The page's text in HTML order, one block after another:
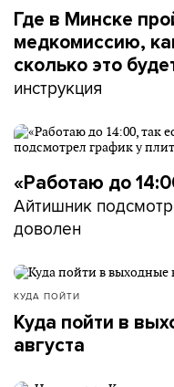
Где в Минске
медкомиссию,
сколько это
инструкция
«Работаю до
Айтишник
доволен
КУДА ПОЙТИ
Куда пойти в
августа